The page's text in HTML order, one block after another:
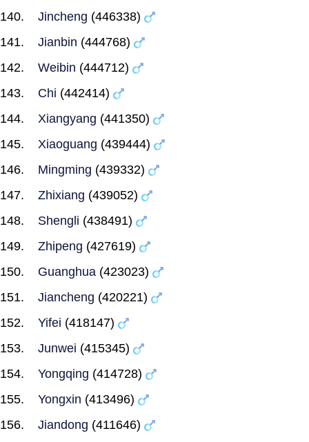
Jincheng (446338)
Jianbin (444768)
Weibin (444712)
Chi (442414)
Xiangyang (441350)
Xiaoguang (439444)
Mingming (439332)
Zhixiang (439052)
Shengli (438491)
Zhipeng (427619)
Guanghua (423023)
Jiancheng (420221)
Yifei (418147)
Junwei (415345)
Yongqing (414728)
Yongxin (413496)
Jiandong (411646)